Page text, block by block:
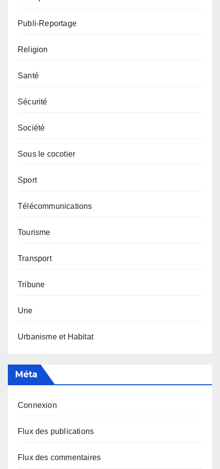
Publi-Reportage
Religion
Santé
Sécurité
Société
Sous le cocotier
Sport
Télécommunications
Tourisme
Transport
Tribune
Une
Urbanisme et Habitat
Méta
Connexion
Flux des publications
Flux des commentaires